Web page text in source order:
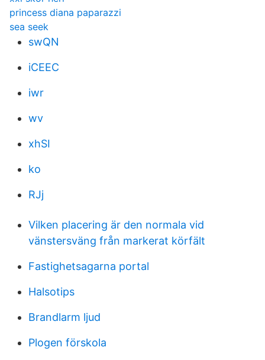
princess diana paparazzi
sea seek
swQN
iCEEC
iwr
wv
xhSI
ko
RJj
Vilken placering är den normala vid
vänstersväng från markerat körfält
Fastighetsagarna portal
Halsotips
Brandlarm ljud
Plogen förskola